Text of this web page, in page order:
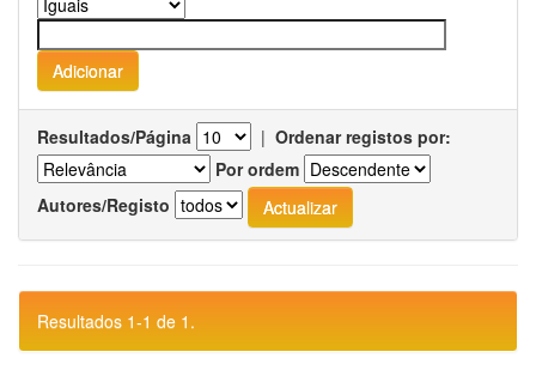
Resultados/Página | Ordenar registos por:
Por ordem
Autores/Registo
Resultados 1-1 de 1.